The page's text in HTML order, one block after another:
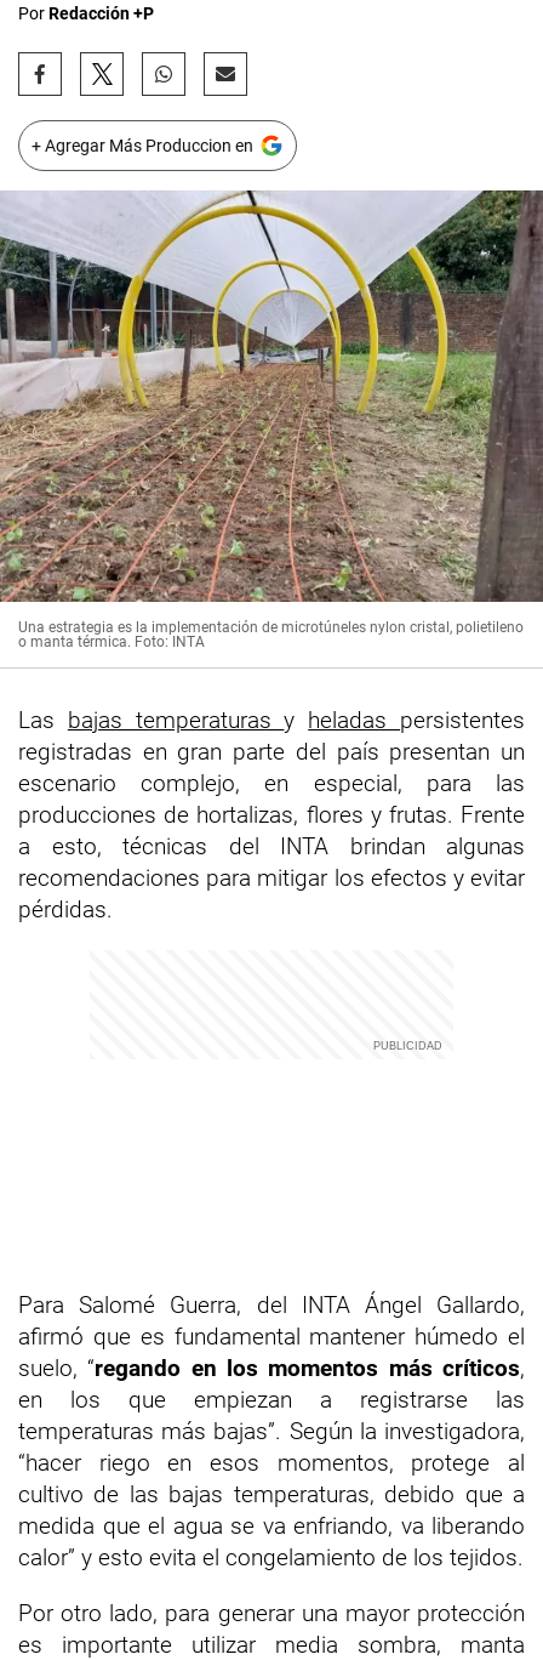
PorRedacción +P
+ Agregar Más Produccion en
Una estrategia es la implementación de microtúneles nylon cristal, polietileno
o manta térmica. Foto: INTA
Las bajas temperaturasy heladas persistentes
registradas en gran parte del país presentan un
escenario complejo, en especial, para las
producciones de hortalizas, flores y frutas. Frente
a esto, técnicas del INTA brindan algunas
recomendaciones para mitigar los efectos y evitar
pérdidas.
Para Salomé Guerra, del INTA Ángel Gallardo,
afirmó que es fundamental mantener húmedo el
suelo, “regando en los momentos más críticos,
en los que empiezan a registrarse las
temperaturas más bajas”. Según la investigadora,
“hacer riego en esos momentos, protege al
cultivo de las bajas temperaturas, debido que a
medida que el agua se va enfriando, va liberando
calor” y esto evita el congelamiento de los tejidos.
Por otro lado, para generar una mayor protección
es importante utilizar media sombra, manta